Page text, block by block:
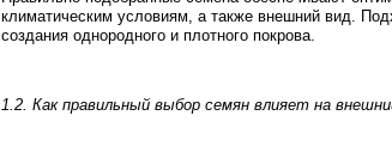
климатическим условиям, а также внешний вид.
создания однородного и плотного покрова.
1.2. Как правильный выбор семян влияет на